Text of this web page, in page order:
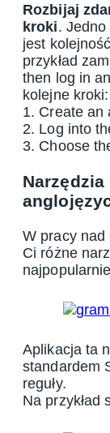
Rozbijaj
kroki.
jest
przykład
then log in
kolejne kroki:
1. Create an
2. Log into
3. Choose
W pracy nad
Ci różne
Aplikacja ta
standardem
reguły.
Na przykład